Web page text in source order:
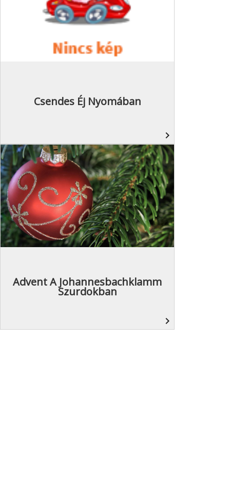
Csendes Éj Nyomában
navigate_next
Advent A Johannesbachklamm
Szurdokban
navigate_next